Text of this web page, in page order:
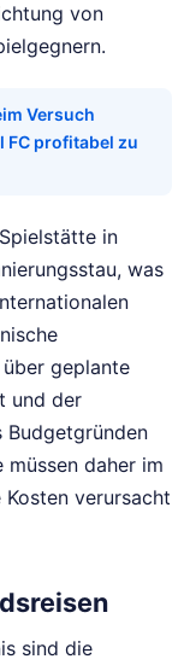
von
Versuch
FC profitabel zu
in
was
geplante
und der
Budgetgründen
daher im
verursacht
sind die